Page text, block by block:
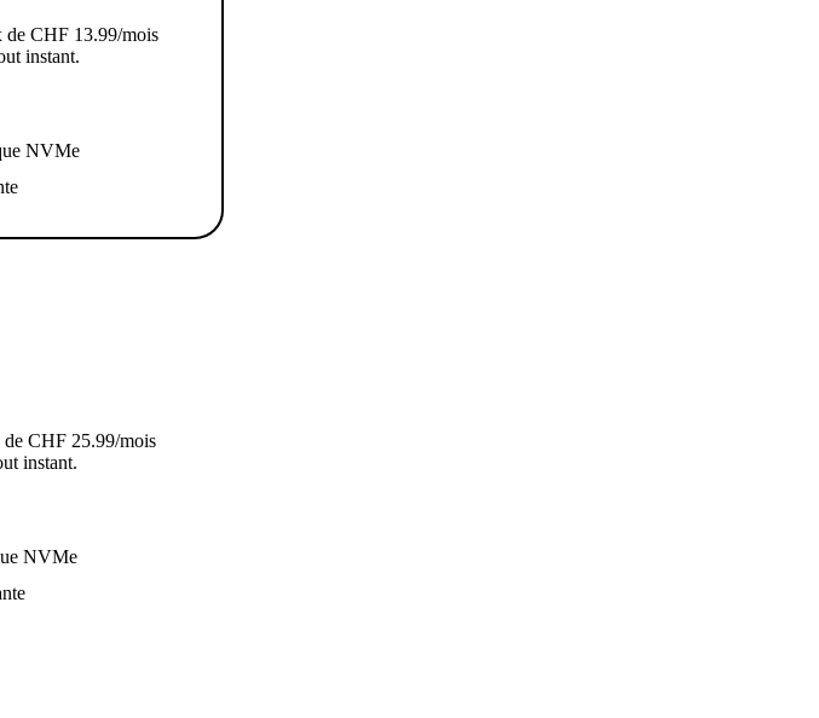
de CHF 13.99/mois
instant.
NVMe
CHF 25.99/mois
instant.
NVMe